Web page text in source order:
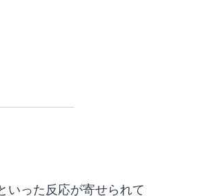
いった反応が寄せられて